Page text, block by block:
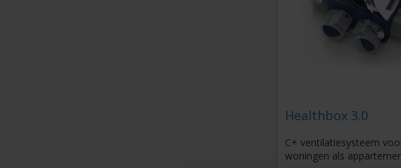
Healthbox 3.0
C+ ventilatiesysteem
woningen als